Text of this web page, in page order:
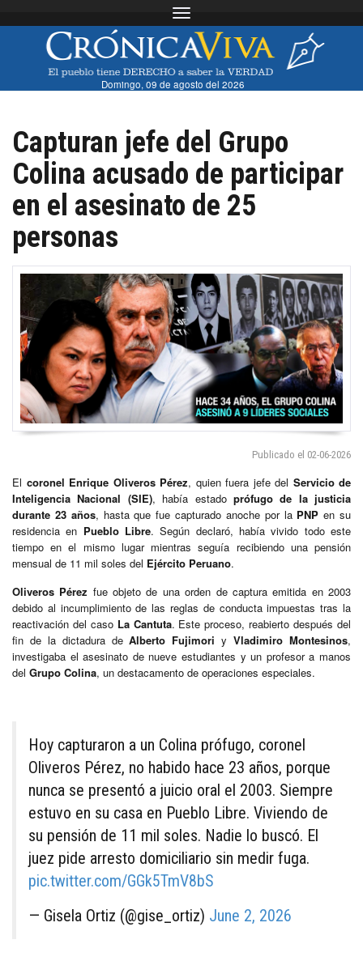
Toggle navigation
Domingo, 09 de agosto del 2026
Capturan jefe del Grupo
Colina acusado de participar
en el asesinato de 25
personas
Publicado el 02-06-2026
El coronel Enrique Oliveros Pérez, quien fuera jefe del Servicio de
Inteligencia Nacional (SIE), había estado prófugo de la justicia
durante 23 años, hasta que fue capturado anoche por laPNP en su
residencia en Pueblo Libre. Según declaró, había vivido todo este
tiempo en el mismo lugar mientras seguía recibiendo una pensión
mensual de 11 mil soles del Ejército Peruano.
Oliveros Pérez fue objeto de una orden de captura emitida en 2003
debido al incumplimiento de las reglas de conducta impuestas tras la
reactivación del caso La Cantuta. Este proceso, reabierto después del
fin de la dictadura deAlberto Fujimori yVladimiro Montesinos,
investigaba el asesinato de nueve estudiantes y un profesor a manos
del Grupo Colina, un destacamento de operaciones especiales.
Hoy capturaron a un Colina prófugo, coronel
Oliveros Pérez, no habido hace 23 años, porque
nunca se presentó a juicio oral el 2003. Siempre
estuvo en su casa en Pueblo Libre. Viviendo de
su pensión de 11 mil soles. Nadie lo buscó. El
juez pide arresto domiciliario sin medir fuga.
pic.twitter.com/GGk5TmV8bS
— Gisela Ortiz (@gise_ortiz) June 2, 2026